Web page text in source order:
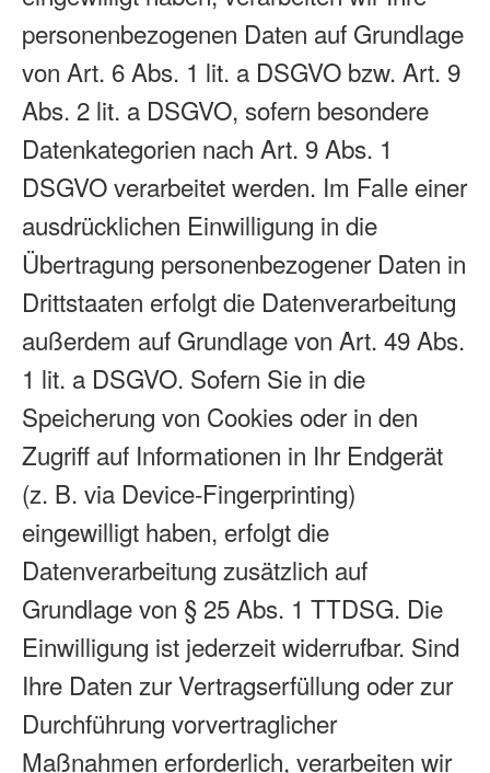
personenbezogenen Daten auf Grundlage
von Art. 6 Abs. 1 lit. a DSGVO bzw. Art. 9
Abs. 2 lit. a DSGVO, sofern besondere
Datenkategorien nach Art. 9 Abs. 1
DSGVO verarbeitet werden. Im Falle einer
ausdrücklichen Einwilligung in die
Übertragung personenbezogener Daten in
Drittstaaten erfolgt die Datenverarbeitung
außerdem auf Grundlage von Art. 49 Abs.
1 lit. a DSGVO. Sofern Sie in die
Speicherung von Cookies oder in den
Zugriff auf Informationen in Ihr Endgerät
(z. B. via Device-Fingerprinting)
eingewilligt haben, erfolgt die
Datenverarbeitung zusätzlich auf
Grundlage von § 25 Abs. 1 TTDSG. Die
Einwilligung ist jederzeit widerrufbar. Sind
Ihre Daten zur Vertragserfüllung oder zur
Durchführung vorvertraglicher
Maßnahmen erforderlich, verarbeiten wir